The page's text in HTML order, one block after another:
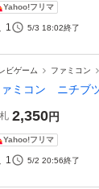
Yahoo!フリマ
1 5/3 18:02終了
ビゲーム ファミコン
ァミコン ニチブ
2,350円
Yahoo!フリマ
1 5/2 20:56終了